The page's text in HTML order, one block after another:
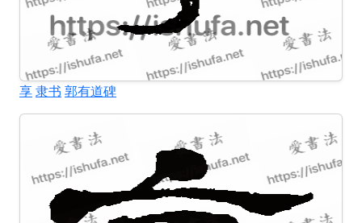
享隶书 郭有道碑